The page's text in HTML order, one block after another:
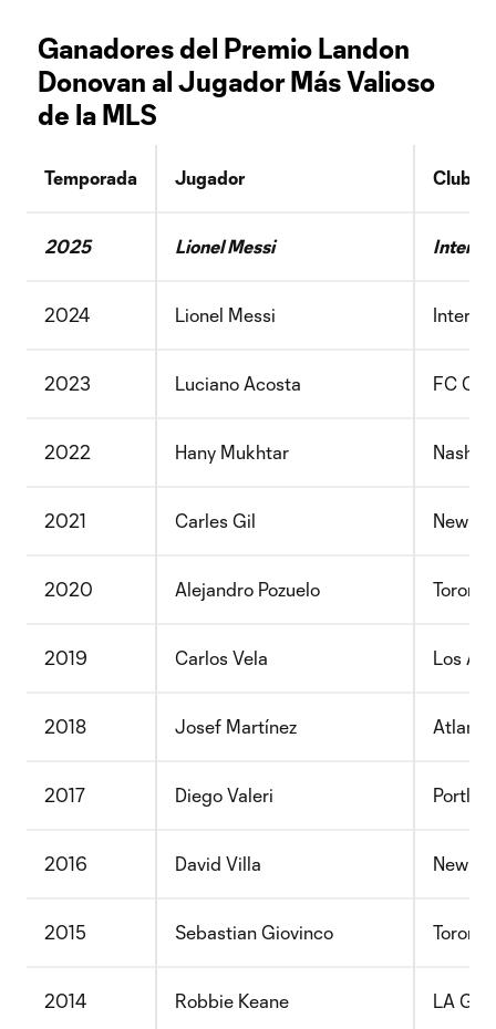
Ganadores del Premio Landon
Donovan al Jugador Más Valioso
de la MLS
Temporada Jugador Club
2025 Lionel Messi Inter
2024 Lionel Messi Inter
2023 Luciano Acosta FC
2022 Hany Mukhtar
2021 Carles Gil New
2020 Alejandro Pozuelo
2019 Carlos Vela Los
2018 Josef Martínez Atlanta
2017 Diego Valeri
2016 David Villa New
2015 Sebastian Giovinco
2014 Robbie Keane LA